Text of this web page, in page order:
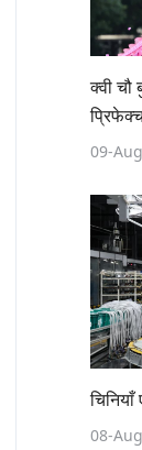
क्वी चौ
09-
08-